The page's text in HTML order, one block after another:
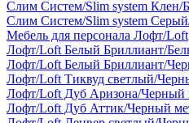
Слим Систем/Slim system Клен/
Слим Систем/Slim system
Мебель для персонала Лофт/Loft
Лофт/Loft Белый Бриллиант/
Лофт/Loft Белый Бриллиант/
Лофт/Loft Тиквуд светлый/
Лофт/Loft Дуб Аризона/Черный
Лофт/Loft Дуб Аттик/Черный